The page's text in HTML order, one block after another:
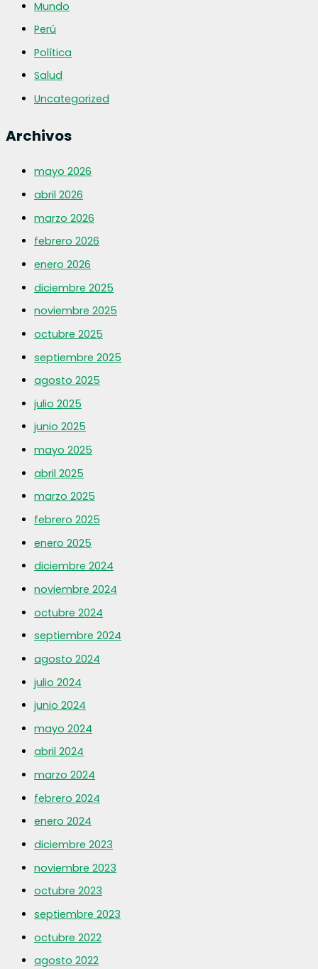
Mundo
Perú
Política
Salud
Uncategorized
Archivos
mayo 2026
abril 2026
marzo 2026
febrero 2026
enero 2026
diciembre 2025
noviembre 2025
octubre 2025
septiembre 2025
agosto 2025
julio 2025
junio 2025
mayo 2025
abril 2025
marzo 2025
febrero 2025
enero 2025
diciembre 2024
noviembre 2024
octubre 2024
septiembre 2024
agosto 2024
julio 2024
junio 2024
mayo 2024
abril 2024
marzo 2024
febrero 2024
enero 2024
diciembre 2023
noviembre 2023
octubre 2023
septiembre 2023
octubre 2022
agosto 2022